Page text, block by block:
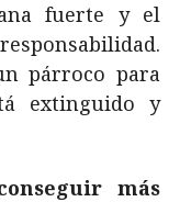
fuerte y el
párroco para
extinguido y
más